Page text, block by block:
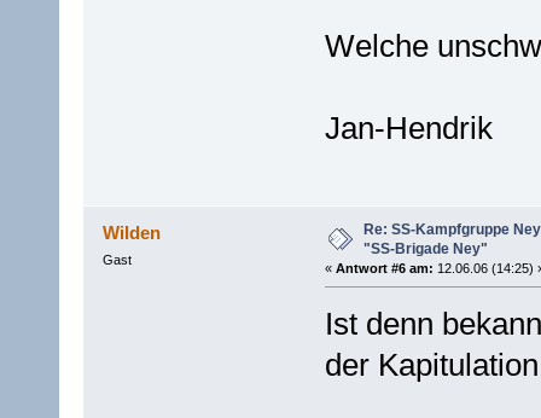
Welche
Jan-Hendrik
Wilden
Gast
Re: SS-Kampfgruppe
"SS-Brigade Ney"
« Antwort #6 am: 12.06.06 (14:25)
Ist denn
der